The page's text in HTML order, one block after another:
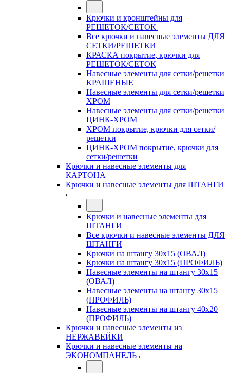
Крючки и кронштейны для
РЕШЕТОК/СЕТОК
Все крючки и навесные элементы ДЛЯ
СЕТКИ/РЕШЕТКИ
КРАСКА покрытие, крючки для
РЕШЕТОК/СЕТОК
Навесные элементы для сетки/решетки
КРАШЕНЫЕ
Навесные элементы для сетки/решетки
ХРОМ
Навесные элементы для сетки/решетки
ЦИНК-ХРОМ
ХРОМ покрытие, крючки для сетки/
решетки
ЦИНК-ХРОМ покрытие, крючки для
сетки/решетки
Крючки и навесные элементы для
КАРТОНА
Крючки и навесные элементы для ШТАНГИ
Крючки и навесные элементы для
ШТАНГИ
Все крючки и навесные элементы ДЛЯ
ШТАНГИ
Крючки на штангу 30х15 (ОВАЛ)
Крючки на штангу 30х15 (ПРОФИЛЬ)
Навесные элементы на штангу 30х15
(ОВАЛ)
Навесные элементы на штангу 30х15
(ПРОФИЛЬ)
Навесные элементы на штангу 40х20
(ПРОФИЛЬ)
Крючки и навесные элементы из
НЕРЖАВЕЙКИ
Крючки и навесные элементы на
ЭКОНОМПАНЕЛЬ